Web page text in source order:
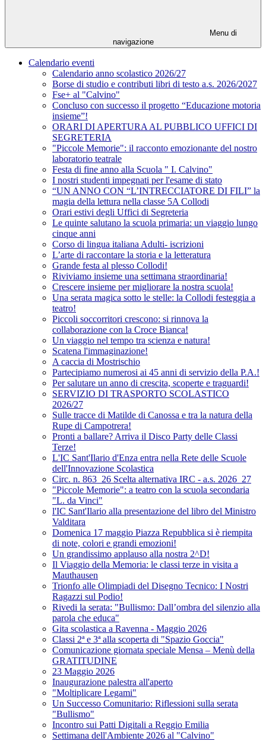
Menu di
navigazione
Calendario eventi
Calendario anno scolastico 2026/27
Borse di studio e contributi libri di testo a.s. 2026/2027
Fse+ al "Calvino"
Concluso con successo il progetto “Educazione motoria
insieme”!
ORARI DI APERTURA AL PUBBLICO UFFICI DI
SEGRETERIA
"Piccole Memorie": il racconto emozionante del nostro
laboratorio teatrale
Festa di fine anno alla Scuola " I. Calvino"
I nostri studenti impegnati per l'esame di stato
“UN ANNO CON “L’INTRECCIATORE DI FILI” la
magia della lettura nella classe 5A Collodi
Orari estivi degli Uffici di Segreteria
Le quinte salutano la scuola primaria: un viaggio lungo
cinque anni
Corso di lingua italiana Adulti- iscrizioni
L’arte di raccontare la storia e la letteratura
Grande festa al plesso Collodi!
Riviviamo insieme una settimana straordinaria!
Crescere insieme per migliorare la nostra scuola!
Una serata magica sotto le stelle: la Collodi festeggia a
teatro!
Piccoli soccorritori crescono: si rinnova la
collaborazione con la Croce Bianca!
Un viaggio nel tempo tra scienza e natura!
Scatena l'immaginazione!
A caccia di Mostrischio
Partecipiamo numerosi ai 45 anni di servizio della P.A.!
Per salutare un anno di crescita, scoperte e traguardi!
SERVIZIO DI TRASPORTO SCOLASTICO
2026/27
Sulle tracce di Matilde di Canossa e tra la natura della
Rupe di Campotrera!
Pronti a ballare? Arriva il Disco Party delle Classi
Terze!
L'IC Sant'Ilario d'Enza entra nella Rete delle Scuole
dell'Innovazione Scolastica
Circ. n. 863_26 Scelta alternativa IRC - a.s. 2026_27
"Piccole Memorie": a teatro con la scuola secondaria
"L. da Vinci"
l'IC Sant'Ilario alla presentazione del libro del Ministro
Valditara
Domenica 17 maggio Piazza Repubblica si è riempita
di note, colori e grandi emozioni!
Un grandissimo applauso alla nostra 2^D!
Il Viaggio della Memoria: le classi terze in visita a
Mauthausen
Trionfo alle Olimpiadi del Disegno Tecnico: I Nostri
Ragazzi sul Podio!
Rivedi la serata: "Bullismo: Dall’ombra del silenzio alla
parola che educa"
Gita scolastica a Ravenna - Maggio 2026
Classi 2ª e 3ª alla scoperta di "Spazio Goccia"
Comunicazione giornata speciale Mensa – Menù della
GRATITUDINE
23 Maggio 2026
Inaugurazione palestra all'aperto
"Moltiplicare Legami"
Un Successo Comunitario: Riflessioni sulla serata
"Bullismo"
Incontro sui Patti Digitali a Reggio Emilia
Settimana dell'Ambiente 2026 al "Calvino"